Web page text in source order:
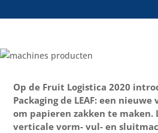
Op de Fruit Logistica 2020
Packaging de LEAF: een
om papieren zakken te maken.
verticale vorm- vul- en